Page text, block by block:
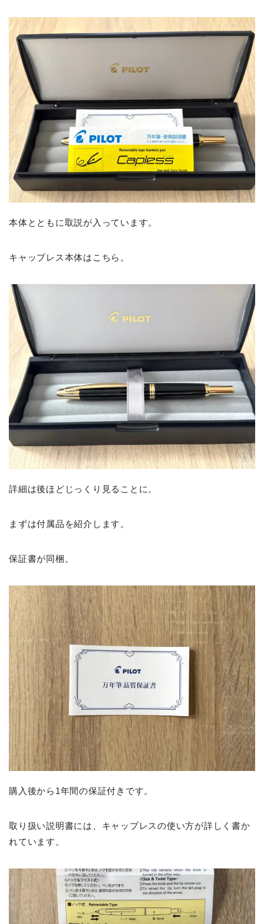
本体とともに取説が入っています。
キャップレス本体はこちら。
詳細は後ほどじっくり見ることに。
まずは付属品を紹介します。
保証書が同梱。
購入後から1年間の保証付きです。
取り扱い説明書には、キャップレスの使い方が詳しく書か
れています。